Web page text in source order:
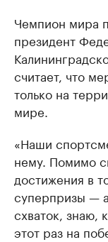
Чемпион мира
президент
считает, что
только на
мире.
«Наши
нему. Помимо
достижения в
суперпризы —
схваток, знаю,
этот раз на